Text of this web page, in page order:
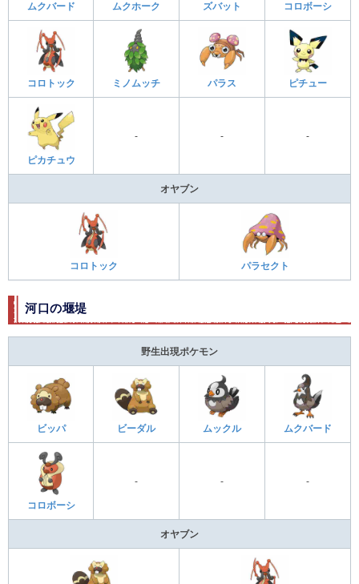
ムクバード ムクホーク ズバット コロボーシ
コロトック ミノムッチ パラス ピチュー
ピカチュウ
- - -
オヤブン
コロトック パラセクト
河口の堰堤
野生出現ポケモン
ビッパ ビーダル ムックル ムクバード
コロボーシ
- - -
オヤブン